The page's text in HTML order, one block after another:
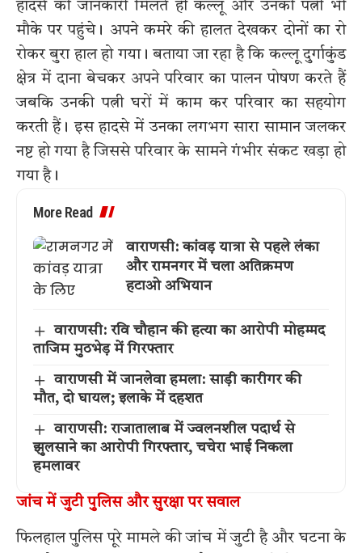
हादसे की जानकारी मिलते ही कल्लू और उनकी पत्नी भी
मौके पर पहुंचे। अपने कमरे की हालत देखकर दोनों का रो
रोकर बुरा हाल हो गया। बताया जा रहा है कि कल्लू दुर्गाकुंड
क्षेत्र में दाना बेचकर अपने परिवार का पालन पोषण करते हैं
जबकि उनकी पत्नी घरों में काम कर परिवार का सहयोग
करती हैं। इस हादसे में उनका लगभग सारा सामान जलकर
नष्ट हो गया है जिससे परिवार के सामने गंभीर संकट खड़ा हो
गया है।
More Read
वाराणसी: कांवड़ यात्रा से पहले लंका
और रामनगर में चला अतिक्रमण
हटाओ अभियान
वाराणसी: रवि चौहान की हत्या का आरोपी मोहम्मद
ताजिम मुठभेड़ में गिरफ्तार
वाराणसी में जानलेवा हमला: साड़ी कारीगर की
मौत, दो घायल; इलाके में दहशत
वाराणसी: राजातालाब में ज्वलनशील पदार्थ से
झुलसाने का आरोपी गिरफ्तार, चचेरा भाई निकला
हमलावर
जांच में जुटी पुलिस और सुरक्षा पर सवाल
फिलहाल पुलिस पूरे मामले की जांच में जुटी है और घटना के